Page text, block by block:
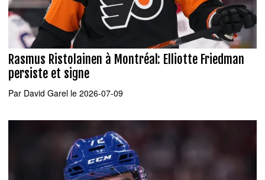
Rasmus Ristolainen à Montréal: Elliotte Friedman
persiste et signe
Par David Garel le 2026-07-09